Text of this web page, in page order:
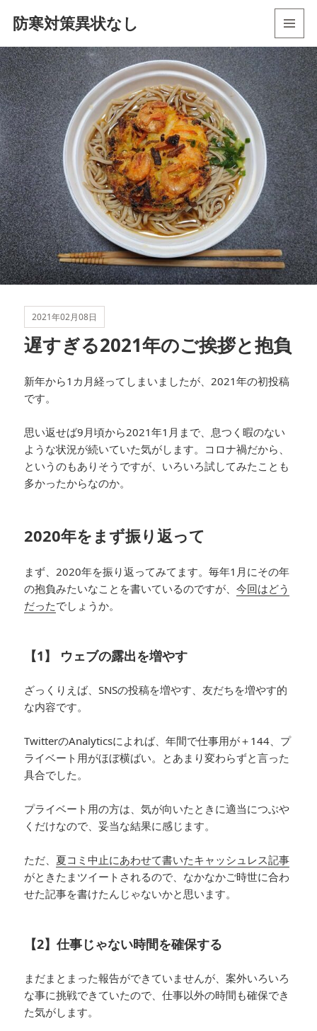
防寒対策異状なし
ーとウ
ィジェ
ット
2021年02月08日
遅すぎる2021年のご挨拶と抱負
新年から1カ月経ってしまいましたが、2021年の初投稿
です。
思い返せば9月頃から2021年1月まで、息つく暇のない
ような状況が続いていた気がします。コロナ禍だから、
というのもありそうですが、いろいろ試してみたことも
多かったからなのか。
2020年をまず振り返って
まず、2020年を振り返ってみてます。毎年1月にその年
の抱負みたいなことを書いているのですが、今回はどう
だったでしょうか。
【1】 ウェブの露出を増やす
ざっくりえば、SNSの投稿を増やす、友だちを増やす的
な内容です。
TwitterのAnalyticsによれば、年間で仕事用が＋144、プ
ライベート用がほぼ横ばい。とあまり変わらずと言った
具合でした。
プライベート用の方は、気が向いたときに適当につぶや
くだけなので、妥当な結果に感じます。
ただ、 夏コミ中止にあわせて書いたキャッシュレス記事
がときたまツイートされるので、なかなかご時世に合わ
せた記事を書けたんじゃないかと思います。
【2】仕事じゃない時間を確保する
まだまとまった報告ができていませんが、案外いろいろ
な事に挑戦できていたので、仕事以外の時間も確保でき
た気がします。